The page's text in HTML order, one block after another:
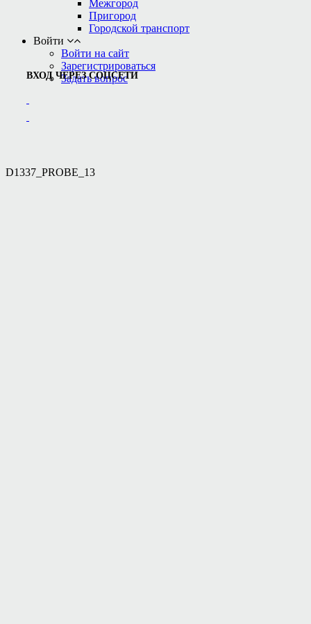
Межгород
Пригород
Городской транспорт
Войти
Войти на сайт
Зарегистрироваться
Задать вопрос
ВХОД ЧЕРЕЗ СОЦСЕТИ